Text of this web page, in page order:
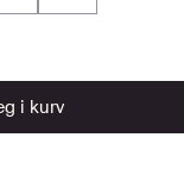
i kurv